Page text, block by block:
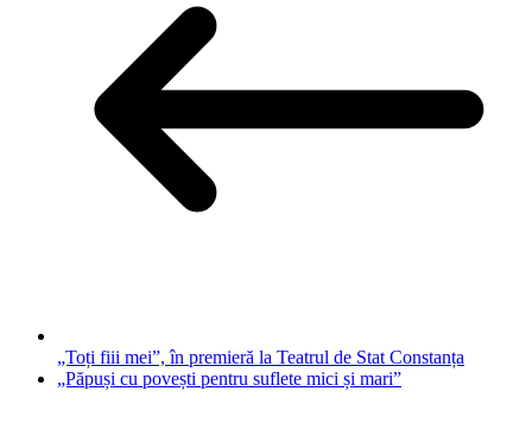
„Toți fiii mei”, în premieră la Teatrul de Stat Constanța
„Păpuși cu povești pentru suflete mici și mari”